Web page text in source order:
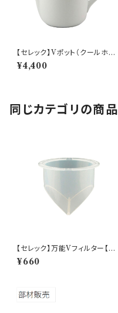
【セレック】Vポット（クールホワ
イト）【C-SV-2】
¥4,400
同じカテゴリの商品
【セレック】万能Vフィルター【C-
V-2WM】
¥660